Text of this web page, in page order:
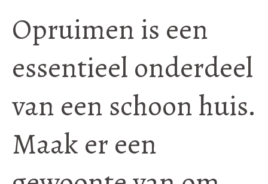
Opruimen is een
essentieel onderdeel
van een schoon huis.
Maak er een